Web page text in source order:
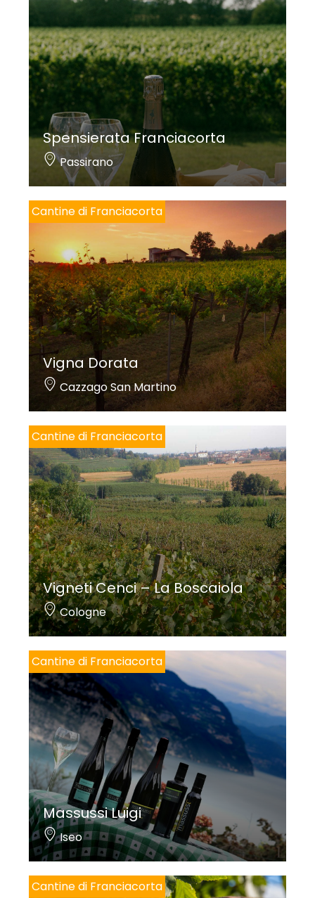
Spensierata Franciacorta
Passirano
Cantine di Franciacorta
Vigna Dorata
Cazzago San Martino
Cantine di Franciacorta
Vigneti Cenci – La Boscaiola
Cologne
Cantine di Franciacorta
Massussi Luigi
Iseo
Cantine di Franciacorta